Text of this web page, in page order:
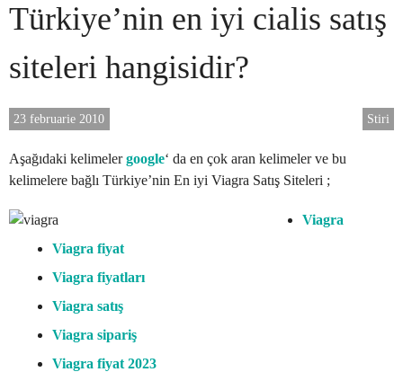
Türkiye’nin en iyi cialis satış
siteleri hangisidir?
Stiri
23 februarie 2010
Aşağıdaki kelimelergoogle‘ da en çok aran kelimeler ve bu
kelimelere bağlı Türkiye’nin En iyi Viagra Satış Siteleri ;
Viagra
Viagra fiyat
Viagra fiyatları
Viagra satış
Viagra sipariş
Viagra fiyat 2023